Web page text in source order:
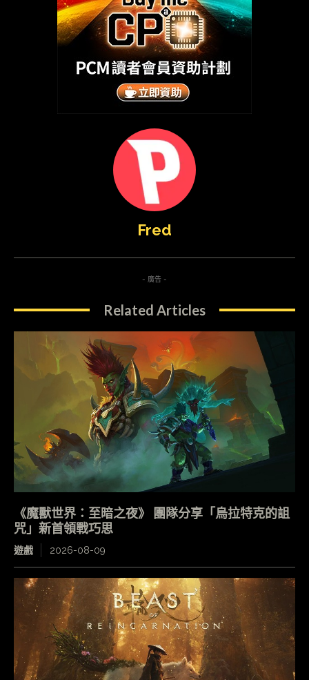
Fred
- 廣告 -
Related Articles
《魔獸世界：至暗之夜》 團隊分享「烏拉特克的詛
咒」新首領戰巧思
遊戲 2026-08-09